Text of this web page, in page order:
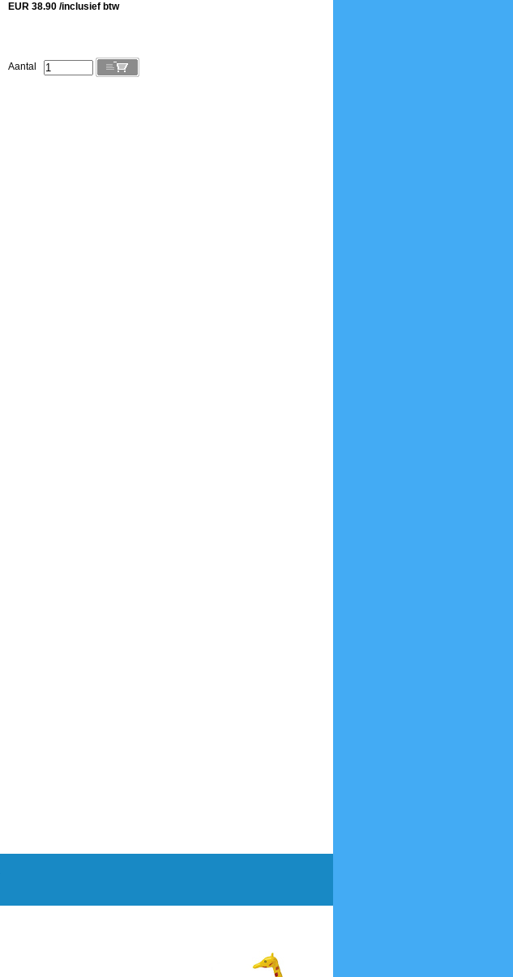
EUR 38.90 /inclusief btw
Aantal